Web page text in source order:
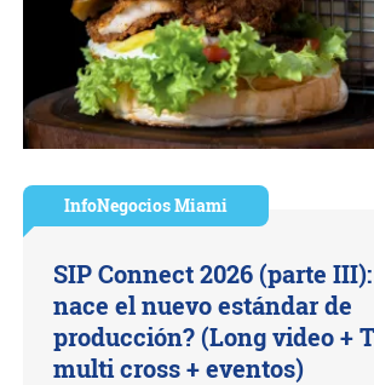
InfoNegocios Miami
SIP Connect 2026 (parte
nace el nuevo estándar de
producción? (Long video +
multi cross + eventos)